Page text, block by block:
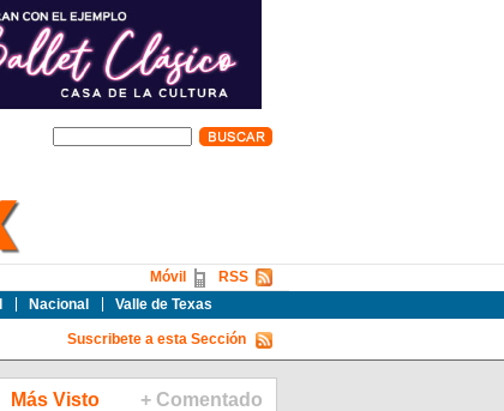
Nacional Valle de Texas
RSS
Móvil
Suscribete a esta Sección
Más Visto + Comentado